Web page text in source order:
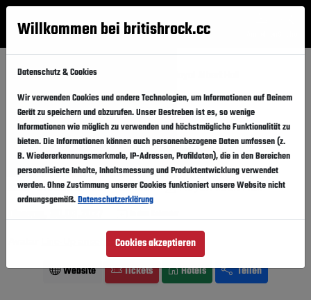
Menü
Startseite Konzerte
Avatar in London 2027
Avatar in London Folgen
Sehr beliebt.Hohe Nachfrage für dieses Event!
Großbritannien · London · Royal Albert Hall
30.03.2027
Line-Up ansehen
Website Tickets Hotels Teilen
Willkommen bei britishrock.cc
Datenschutz & Cookies
Wir verwenden Cookies und andere Technologien, um Informationen auf Deinem
Gerät zu speichern und abzurufen. Unser Bestreben ist es, so wenige
Informationen wie möglich zu verwenden und höchstmögliche Funktionalität zu
bieten. Die Informationen können auch personenbezogene Daten umfassen (z.
B. Wiedererkennungsmerkmale, IP-Adressen, Profildaten), die in den Bereichen
personalisierte Inhalte, Inhaltsmessung und Produktentwicklung verwendet
werden. Ohne Zustimmung unserer Cookies funktioniert unsere Website nicht
ordnungsgemäß.Datenschutzerklärung
Cookies akzeptieren